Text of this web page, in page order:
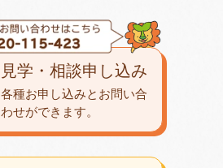
見学・相談申し込み
各種お申し込みとお問い合
わせができます。